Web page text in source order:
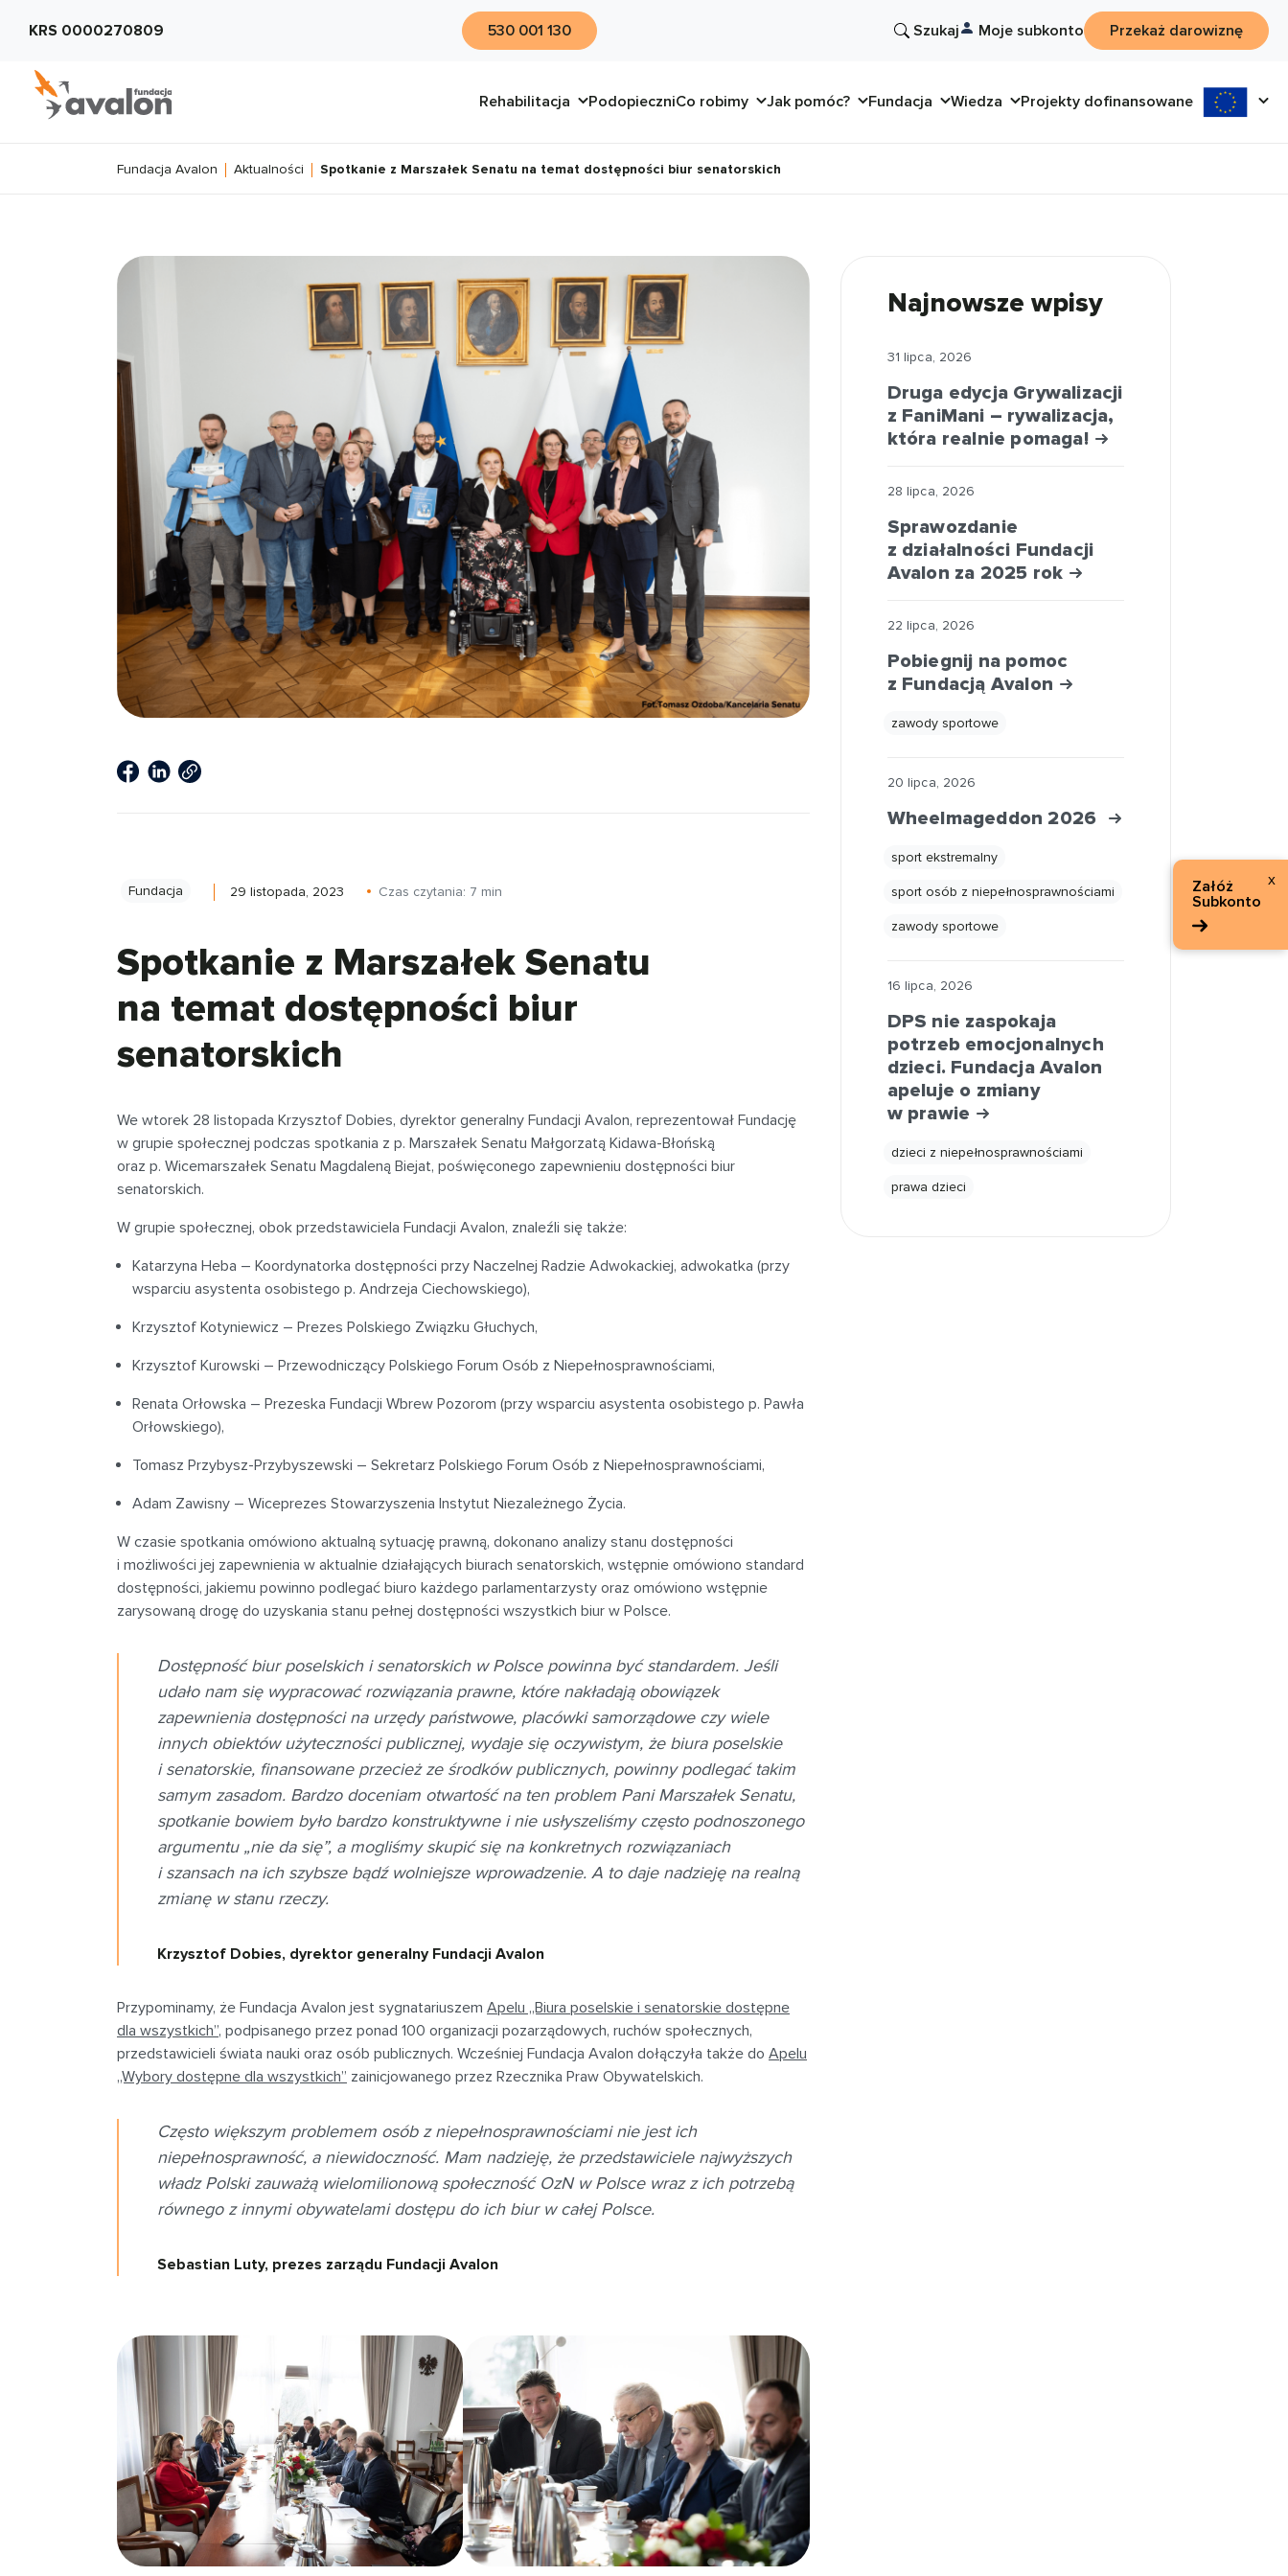
Załóż
Subkonto
x
KRS 0000270809 530 001 130 Szukaj Moje subkonto Przekaż darowiznę
Rehabilitacja PodopieczniCo robimy Jak pomóc? Fundacja Wiedza Projekty dofinansowane
Fundacja Avalon Aktualności Spotkanie z Marszałek Senatu na temat dostępności biur senatorskich
Fundacja 29 listopada, 2023 Czas czytania: 7 min
Spotkanie z Marszałek Senatu
na temat dostępności biur
senatorskich
We wtorek 28 listopada Krzysztof Dobies, dyrektor generalny Fundacji Avalon, reprezentował Fundację
w grupie społecznej podczas spotkania z p. Marszałek Senatu Małgorzatą Kidawa-Błońską
oraz p. Wicemarszałek Senatu Magdaleną Biejat, poświęconego zapewnieniu dostępności biur
senatorskich.
W grupie społecznej, obok przedstawiciela Fundacji Avalon, znaleźli się także:
Katarzyna Heba – Koordynatorka dostępności przy Naczelnej Radzie Adwokackiej, adwokatka (przy
wsparciu asystenta osobistego p. Andrzeja Ciechowskiego),
Krzysztof Kotyniewicz – Prezes Polskiego Związku Głuchych,
Krzysztof Kurowski – Przewodniczący Polskiego Forum Osób z Niepełnosprawnościami,
Renata Orłowska – Prezeska Fundacji Wbrew Pozorom (przy wsparciu asystenta osobistego p. Pawła
Orłowskiego),
Tomasz Przybysz-Przybyszewski – Sekretarz Polskiego Forum Osób z Niepełnosprawnościami,
Adam Zawisny – Wiceprezes Stowarzyszenia Instytut Niezależnego Życia.
W czasie spotkania omówiono aktualną sytuację prawną, dokonano analizy stanu dostępności
i możliwości jej zapewnienia w aktualnie działających biurach senatorskich, wstępnie omówiono standard
dostępności, jakiemu powinno podlegać biuro każdego parlamentarzysty oraz omówiono wstępnie
zarysowaną drogę do uzyskania stanu pełnej dostępności wszystkich biur w Polsce.
Dostępność biur poselskich i senatorskich w Polsce powinna być standardem. Jeśli
udało nam się wypracować rozwiązania prawne, które nakładają obowiązek
zapewnienia dostępności na urzędy państwowe, placówki samorządowe czy wiele
innych obiektów użyteczności publicznej, wydaje się oczywistym, że biura poselskie
i senatorskie, finansowane przecież ze środków publicznych, powinny podlegać takim
samym zasadom. Bardzo doceniam otwartość na ten problem Pani Marszałek Senatu,
spotkanie bowiem było bardzo konstruktywne i nie usłyszeliśmy często podnoszonego
argumentu „nie da się”, a mogliśmy skupić się na konkretnych rozwiązaniach
i szansach na ich szybsze bądź wolniejsze wprowadzenie. A to daje nadzieję na realną
zmianę w stanu rzeczy.
Krzysztof Dobies, dyrektor generalny Fundacji Avalon
Przypominamy, że Fundacja Avalon jest sygnatariuszem Apelu „Biura poselskie i senatorskie dostępne
dla wszystkich”, podpisanego przez ponad 100 organizacji pozarządowych, ruchów społecznych,
przedstawicieli świata nauki oraz osób publicznych. Wcześniej Fundacja Avalon dołączyła także do Apelu
„Wybory dostępne dla wszystkich” zainicjowanego przez Rzecznika Praw Obywatelskich.
Często większym problemem osób z niepełnosprawnościami nie jest ich
niepełnosprawność, a niewidoczność. Mam nadzieję, że przedstawiciele najwyższych
władz Polski zauważą wielomilionową społeczność OzN w Polsce wraz z ich potrzebą
równego z innymi obywatelami dostępu do ich biur w całej Polsce.
Sebastian Luty, prezes zarządu Fundacji Avalon
Najnowsze wpisy
31 lipca, 2026
Druga edycja Grywalizacji
z FaniMani – rywalizacja,
która realnie pomaga!
28 lipca, 2026
Sprawozdanie
z działalności Fundacji
Avalon za 2025 rok
22 lipca, 2026
Pobiegnij na pomoc
z Fundacją Avalon
zawody sportowe
20 lipca, 2026
Wheelmageddon 2026
sport ekstremalny
sport osób z niepełnosprawnościami
zawody sportowe
16 lipca, 2026
DPS nie zaspokaja
potrzeb emocjonalnych
dzieci. Fundacja Avalon
apeluje o zmiany
w prawie
dzieci z niepełnosprawnościami
prawa dzieci